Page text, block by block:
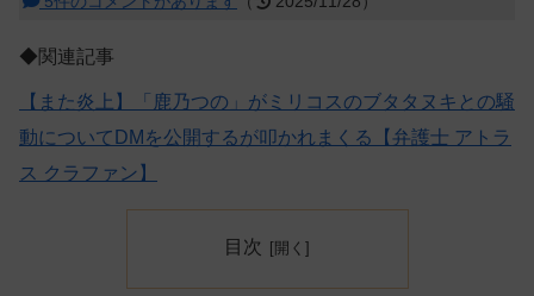
◆関連記事
【また炎上】「鹿乃つの」がミリコスのブタタヌキとの騒
動についてDMを公開するが叩かれまくる【弁護士 アトラ
ス クラファン】
目次